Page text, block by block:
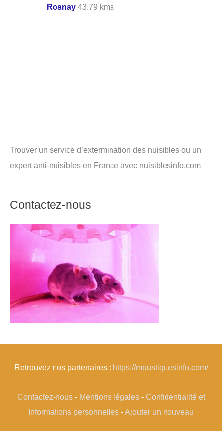
Rosnay 43.79 kms
Trouver un service d’extermination des nuisibles ou un
expert anti-nuisibles en France avec nuisiblesinfo.com
Contactez-nous
Retrouvez nos partenaires : https://moustiquesinfo.com/
Contactez-nous- Mentions légales- Confidentialité et
Informations personnelles -Ajouter un nouveau